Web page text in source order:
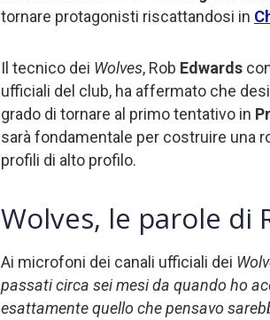
tornare protagonisti riscattandosi in
Il tecnico dei Wolves, Rob Edwards
ufficiali del club, ha affermato che
grado di tornare al primo tentativo in
sarà fondamentale per costruire una
profili di alto profilo.
Wolves, le parole di
Ai microfoni dei canali ufficiali dei
passati circa sei mesi da quando ho
esattamente quello che pensavo